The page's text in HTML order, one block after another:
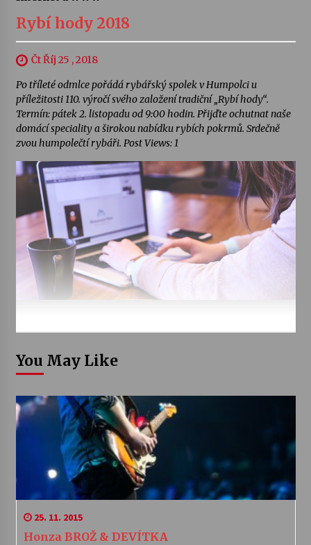
Rybí hody 2018
Čt Říj 25 , 2018
Po tříleté odmlce pořádá rybářský spolek v Humpolci u
příležitosti 110. výročí svého založení tradiční „Rybí hody“.
Termín: pátek 2. listopadu od 9:00 hodin. Přijďte ochutnat naše
domácí speciality a širokou nabídku rybích pokrmů. Srdečně
zvou humpolečtí rybáři. Post Views: 1
You May Like
25. 11. 2015
Honza BROŽ & DEVÍTKA